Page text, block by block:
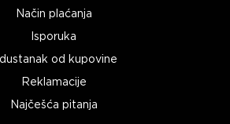
Način plaćanja
Isporuka
od kupovine
Reklamacije
Najčešća pitanja